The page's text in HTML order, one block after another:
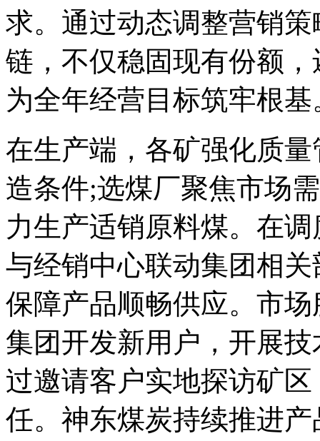
求。通过动态调整营销
链，不仅稳固现有份额
为全年经营目标筑牢根基
在生产端，各矿强化质
造条件;选煤厂聚焦市场
力生产适销原料煤。在
与经销中心联动集团相
保障产品顺畅供应。市
集团开发新用户，开展
过邀请客户实地探访矿
任。神东煤炭持续推进